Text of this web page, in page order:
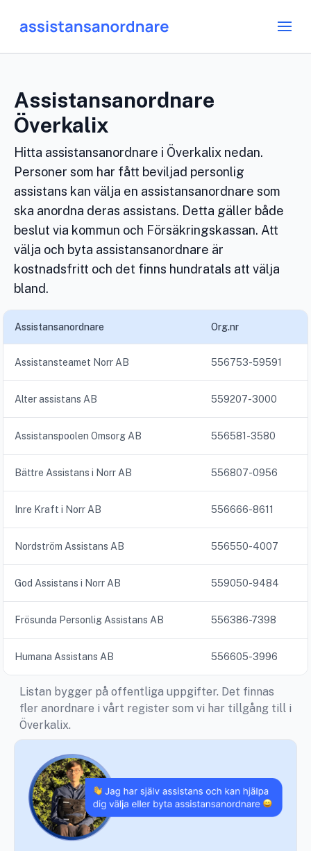
Assistansanordnare
Överkalix
Hitta assistansanordnare i Överkalix nedan.
Personer som har fått beviljad personlig
assistans kan välja en assistansanordnare som
ska anordna deras assistans. Detta gäller både
beslut via kommun och Försäkringskassan. Att
välja och byta assistansanordnare är
kostnadsfritt och det finns hundratals att välja
bland.
Assistansanordnare Org.nr
Assistansteamet Norr AB 556753-59591
Alter assistans AB 559207-3000
Assistanspoolen Omsorg AB 556581-3580
Bättre Assistans i Norr AB 556807-0956
Inre Kraft i Norr AB 556666-8611
Nordström Assistans AB 556550-4007
God Assistans i Norr AB 559050-9484
Frösunda Personlig Assistans AB 556386-7398
Humana Assistans AB 556605-3996
Listan bygger på offentliga uppgifter. Det finnas
fler anordnare i vårt register som vi har tillgång till i
Överkalix.